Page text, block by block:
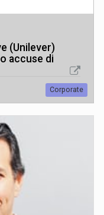
(Unilever)
accuse di
Corporate